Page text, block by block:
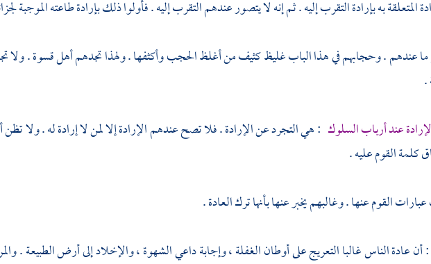
المتعلقة به بإرادة التقرب إليه . ثم إنه لا يتصور عندهم التقرب إليه . فأولوا ذلك بإرادة طاعته الموجبة
عندهم . وحجابهم في هذا الباب غليظ كثيف من أغلظ الحجب وأكثفها . ولهذا تجدهم أهل قسوة . ولا
.
عند أرباب السلوك : هي التجرد عن الإرادة . فلا تصح عندهم الإرادة إلا لمن لا إرادة له . ولا
كلمة القوم عليه .
القوم عنها . وغالبهم يخبر عنها بأنها ترك العادة .
عادة الناس غالبا التعريج على أوطان الغفلة ، وإجابة داعي الشهوة ، والإخلاد إلى أرض الطبيعة .